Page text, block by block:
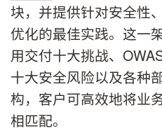
块，并提供针对安全性
优化的最佳实践。这一
用交付十大挑战、
十大安全风险以及各种
构，客户可高效地将业
相匹配。